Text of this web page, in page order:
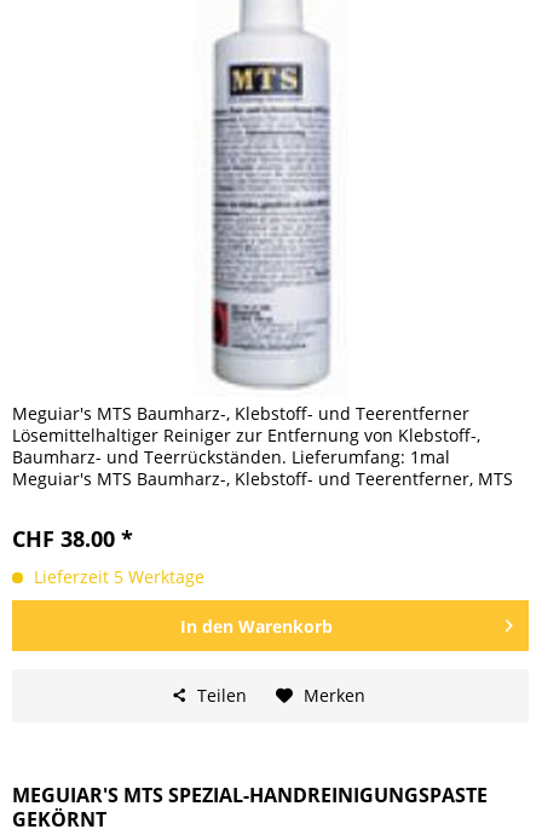
Meguiar's MTS Baumharz-, Klebstoff- und Teerentferner
Lösemittelhaltiger Reiniger zur Entfernung von Klebstoff-,
Baumharz- und Teerrückständen. Lieferumfang: 1mal
Meguiar's MTS Baumharz-, Klebstoff- und Teerentferner, MTS
CHF 38.00 *
Lieferzeit 5 Werktage
In den Warenkorb
Teilen Merken
MEGUIAR'S MTS SPEZIAL-HANDREINIGUNGSPASTE
GEKÖRNT